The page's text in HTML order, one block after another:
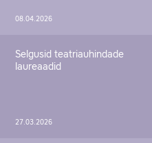
08.04.2026
Selgusid teatriauhindade
laureaadid
27.03.2026